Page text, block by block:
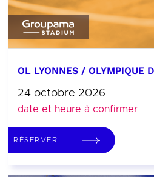
OL LYONNES / OLYMPIQUE
24 octobre 2026
date et heure à confirmer
RÉSERVER